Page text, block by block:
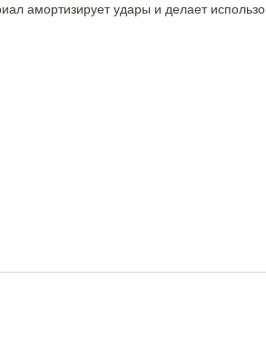
амортизирует удары и делает